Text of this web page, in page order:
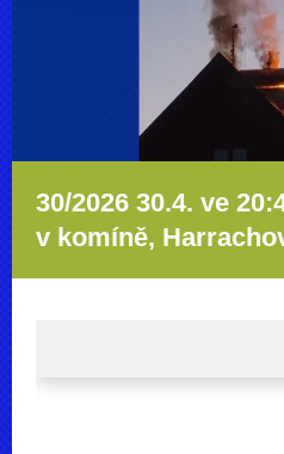
30/2026 30.4. ve
v komíně,